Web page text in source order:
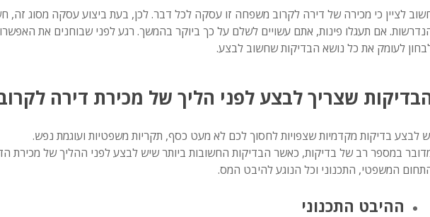
לציין כי מכירה של דירה לקרוב משפחה זו עסקה לכל דבר. לכן, בעת ביצוע עסקה מסוג זה,
אם תעגלו פינות, אתם עשויים לשלם על כך ביוקר בהמשך. רגע לפני שבוחנים את
לעומק את כל נושא הבדיקות שחשוב לבצע.
שצריך לבצע לפני הליך של מכירת דירה
לבצע בדיקות מקדמיות שצפויות לחסוך לכם לא מעט כסף, תקריות משפטיות ועוגמת נפש.
במספר רב של בדיקות, כאשר הבדיקות החשובות ביותר שיש לבצע לפני ההליך של מכירת
המשפטי, התכנוני וכל הנוגע להיבט המס.
ההיבט התכנוני